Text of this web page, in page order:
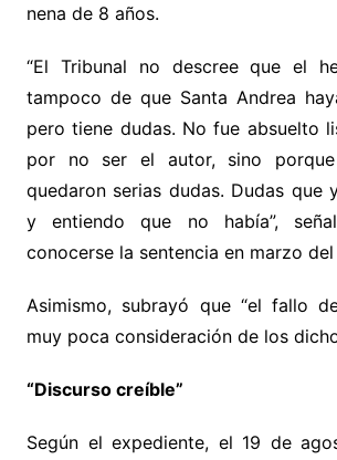
nena de 8 años.
“El Tribunal no descree que el
tampoco de que Santa Andrea
pero tiene dudas. No fue absuelto
por no ser el autor, sino
quedaron serias dudas. Dudas que
y entiendo que no había”,
conocerse la sentencia en marzo del
Asimismo, subrayó que “el fallo
muy poca consideración de los
“Discurso creíble”
Según el expediente, el 19 de